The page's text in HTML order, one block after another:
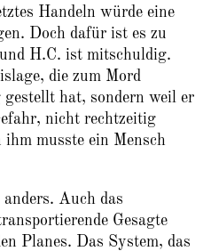
Handeln würde eine
Doch dafür ist es zu
H.C. ist mitschuldig.
die zum Mord
hat, sondern weil er
nicht rechtzeitig
musste ein Mensch
Auch das
Gesagte
Planes. Das System, das